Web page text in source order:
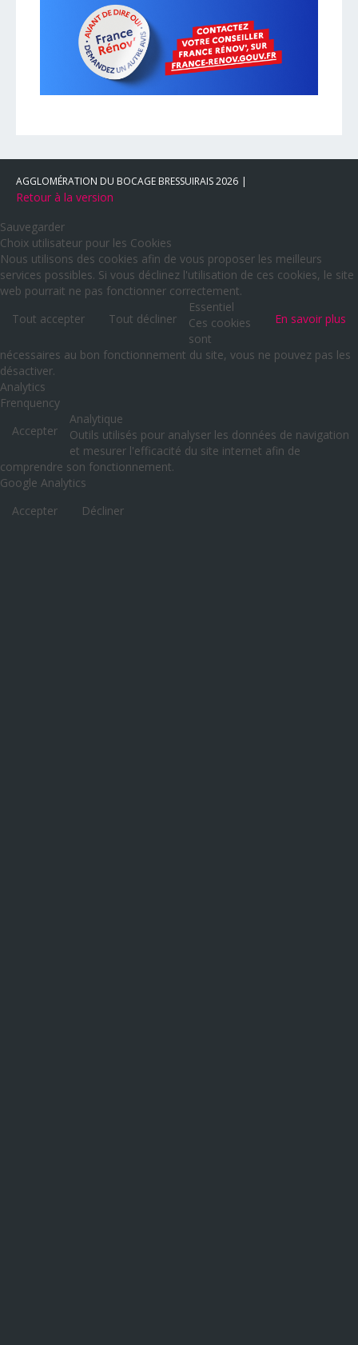
AGGLOMÉRATION DU BOCAGE BRESSUIRAIS2026
Retour à la version
Sauvegarder
Choix utilisateur pour les Cookies
Nous utilisons des cookies afin de vous proposer les meilleurs
services possibles. Si vous déclinez l'utilisation de ces cookies, le site
web pourrait ne pas fonctionner correctement.
Tout accepter
Tout décliner En savoir plus
Essentiel
Ces cookies
sont
nécessaires au bon fonctionnement du site, vous ne pouvez pas les
désactiver.
Analytics
Frenquency
Accepter
Analytique
Outils utilisés pour analyser les données de navigation
et mesurer l'efficacité du site internet afin de
comprendre son fonctionnement.
Google Analytics
Accepter
Décliner